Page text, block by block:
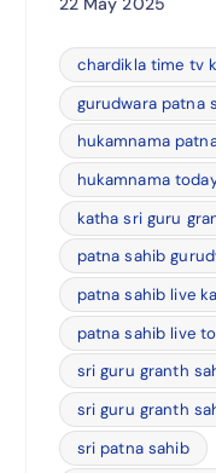
chardikla time tv
gurudwara patna
hukamnama
hukamnama
katha sri guru
patna sahib
patna sahib live
patna sahib live
sri guru granth
sri guru granth
sri patna sahib